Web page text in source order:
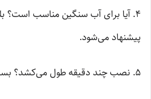
۴. آیا برای آب سنگین مناسب است؟
پیشنهاد می‌شود.
۵. نصب چند دقیقه طول می‌کشد؟ بسته به مهارت حدود ۳۰ دقیقه.